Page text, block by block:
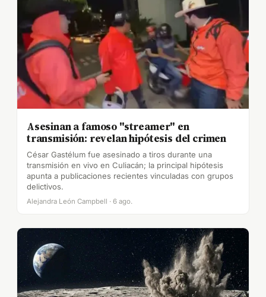
Asesinan a famoso "streamer" en
transmisión: revelan hipótesis del crimen
César Gastélum fue asesinado a tiros durante una
transmisión en vivo en Culiacán; la principal hipótesis
apunta a publicaciones recientes vinculadas con grupos
delictivos.
Alejandra León Campbell · 6 ago.